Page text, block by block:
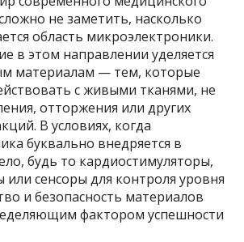
не заметить, насколько
область микроэлектроники.
в этом направлении уделяется
материалам — тем, которые
с живыми тканями, не
отторжения или других
В условиях, когда
буквально внедряется в
будь то кардиостимуляторы,
сенсоры для контроля уровня
и безопасность материалов
фактором успешности